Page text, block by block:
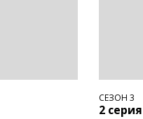
СЕЗОН 3
2 серия